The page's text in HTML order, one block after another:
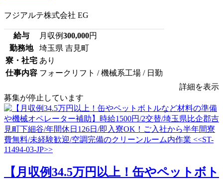
フジアルテ株式会社 EG
給与 月収例300,000円
勤務地
埼玉県 吉見町
寮・社宅 あり
仕事内容 フォークリフト / 機械系工場 / 日勤
詳細を表示
募集が停止しています
【月収例34.5万円以上！缶やペットボト